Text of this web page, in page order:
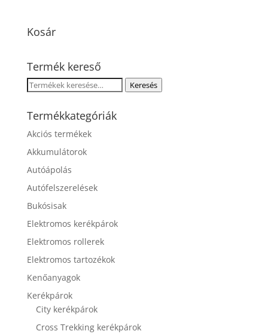
Kosár
Termék kereső
Keresés
következőre:
Keresés
Termékkategóriák
Akciós termékek
Akkumulátorok
Autóápolás
Autófelszerelések
Bukósisak
Elektromos kerékpárok
Elektromos rollerek
Elektromos tartozékok
Kenőanyagok
Kerékpárok
City kerékpárok
Cross Trekking kerékpárok